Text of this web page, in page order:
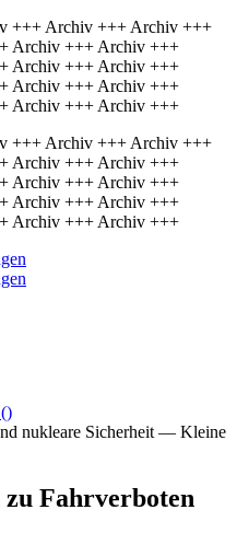
+++ Archiv +++ Archiv +++
Archiv +++ Archiv +++
Archiv +++ Archiv +++
Archiv +++ Archiv +++
Archiv +++ Archiv +++
+++ Archiv +++ Archiv +++
Archiv +++ Archiv +++
Archiv +++ Archiv +++
Archiv +++ Archiv +++
Archiv +++ Archiv +++
()
nukleare Sicherheit — Kleine
Fahrverboten